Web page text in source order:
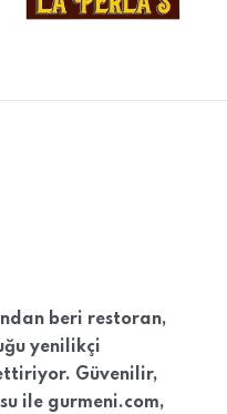
beri restoran,
yenilikçi
Güvenilir,
ile gurmeni.com,